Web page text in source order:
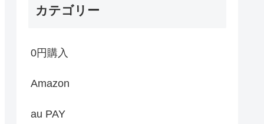
カテゴリー
0円購入
Amazon
au PAY